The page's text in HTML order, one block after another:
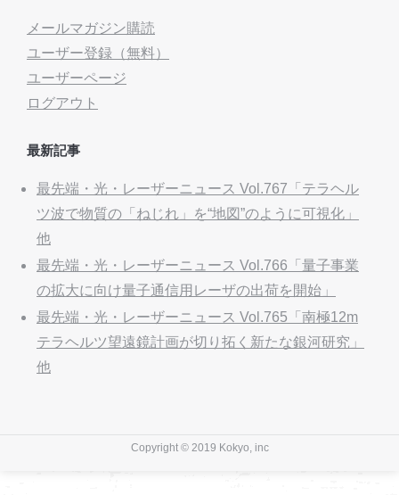
メールマガジン購読
ユーザー登録（無料）
ユーザーページ
ログアウト
最新記事
最先端・光・レーザーニュース Vol.767「テラヘル
ツ波で物質の「ねじれ」を“地図”のように可視化」
他
最先端・光・レーザーニュース Vol.766「量子事業
の拡大に向け量子通信用レーザの出荷を開始」
最先端・光・レーザーニュース Vol.765「南極12m
テラヘルツ望遠鏡計画が切り拓く新たな銀河研究」
他
Copyright © 2019 Kokyo, inc